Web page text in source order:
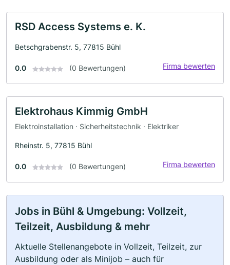
RSD Access Systems e. K.
Betschgrabenstr. 5, 77815 Bühl
0.0 (0 Bewertungen) Firma bewerten
Elektrohaus Kimmig GmbH
Elektroinstallation · Sicherheitstechnik · Elektriker
Rheinstr. 5, 77815 Bühl
0.0 (0 Bewertungen) Firma bewerten
Jobs in Bühl & Umgebung: Vollzeit,
Teilzeit, Ausbildung & mehr
Aktuelle Stellenangebote in Vollzeit, Teilzeit, zur
Ausbildung oder als Minijob – auch für